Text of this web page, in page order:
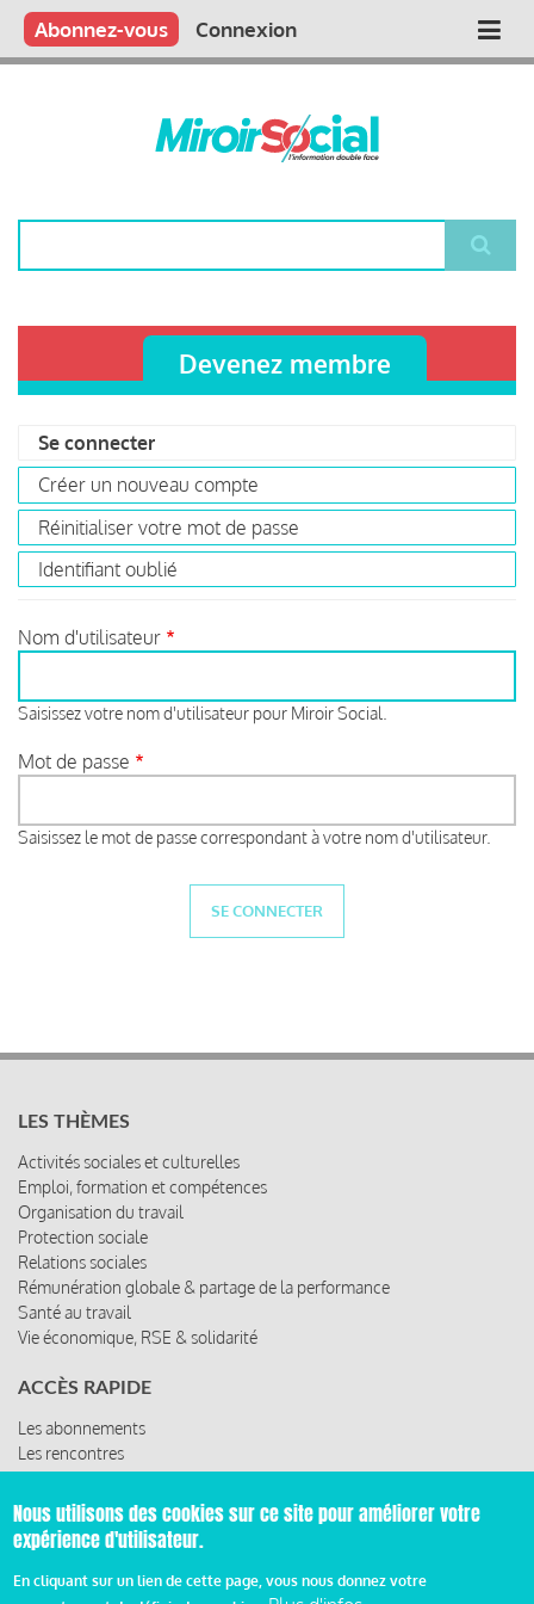
Aller
contenu
Main
Qui sommes nous ?
Vous publiez
Nous publions
Contactez-nous
Abonnez-vous Connexion
Devenez membre
Primary
tabs
Se connecter
actif)
Créer un nouveau compte
Réinitialiser votre mot de passe
Identifiant oublié
Nom d'utilisateur
Saisissez votre nom d'utilisateur pour Miroir Social.
Mot de passe
Saisissez le mot de passe correspondant à votre nom d'utilisateur.
LES THÈMES
Activités sociales et culturelles
Emploi, formation et compétences
Organisation du travail
Protection sociale
Relations sociales
Rémunération globale & partage de la performance
Santé au travail
Vie économique, RSE & solidarité
ACCÈS RAPIDE
Les abonnements
Les rencontres
Les ressources
© 2019 Miroir Social - Réalisé parCafffeine
Nous utilisons des cookies sur ce site pour améliorer votre
expérience d'utilisateur.
En cliquant sur un lien de cette page, vous nous donnez votre